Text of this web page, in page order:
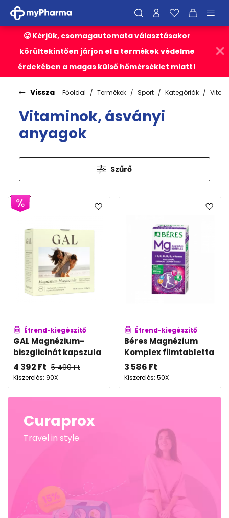
🥵 Kérjük, csomagautomata választásakor
körültekintően járjon el a termékek védelme
érdekében a magas külső hőmérséklet miatt!
Vissza Főoldal Termékek Sport Kategóriák
Vitaminok, ásványi
anyagok
Szűrő
Étrend-kiegészítő
GAL Magnézium-
biszglicinát kapszula
4 392 Ft 5 490Ft
Kiszerelés: 90X
Étrend-kiegészítő
Béres Magnézium
Komplex filmtabletta
3 586 Ft
Kiszerelés: 50X
Curaprox
Travel in style